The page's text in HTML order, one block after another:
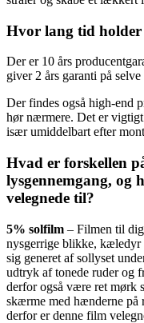
Hvor lang tid
Der er 10 års
giver 2 års garanti på selve
Der findes også high-end
hør nærmere. Det er
især umiddelbart efter
Hvad er forskellen
lysgennemgang, og
velegnede til?
5% solfilm – Filmen til
nysgerrige blikke, kæledyr
sig generet af sollyset
udtryk af tonede ruder og
derfor også være ret mørk
skærme med hænderne på
derfor er denne film